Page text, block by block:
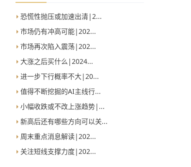
恐慌性抛压或加速出清|2...
市场仍有冲高可能|202...
市场再次陷入震荡|202...
大涨之后买什么|2024...
进一步下行概率不大|20...
值得不断挖掘的AI主线行...
小幅收跌或不改上涨趋势|...
新高后还有哪些方向可以关...
周末重点消息解读|202...
关注短线支撑力度|202...